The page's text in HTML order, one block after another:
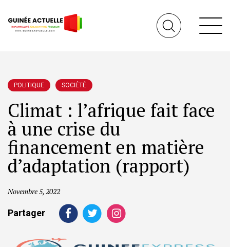
POLITIQUE SOCIÉTÉ
Climat : l’afrique fait face
à une crise du
financement en matière
d’adaptation (rapport)
Novembre 5, 2022
Partager